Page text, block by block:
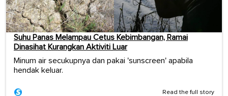
Suhu Panas Melampau Cetus Kebimbangan, Ramai
Dinasihat Kurangkan Aktiviti Luar
Minum air secukupnya dan pakai 'sunscreen' apabila
hendak keluar.
Read the full story